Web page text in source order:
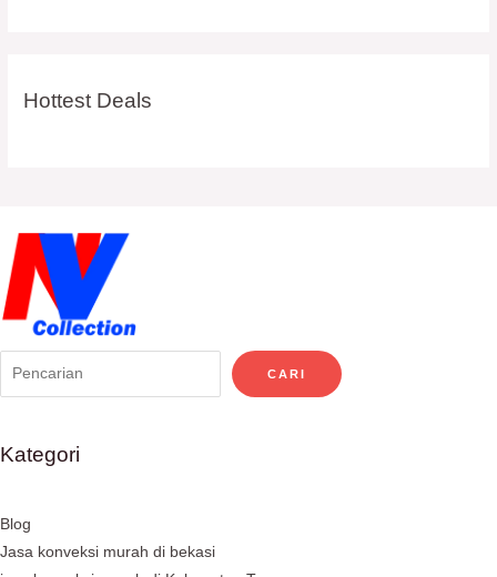
Hottest Deals
CARI
Kategori
Blog
Jasa konveksi murah di bekasi